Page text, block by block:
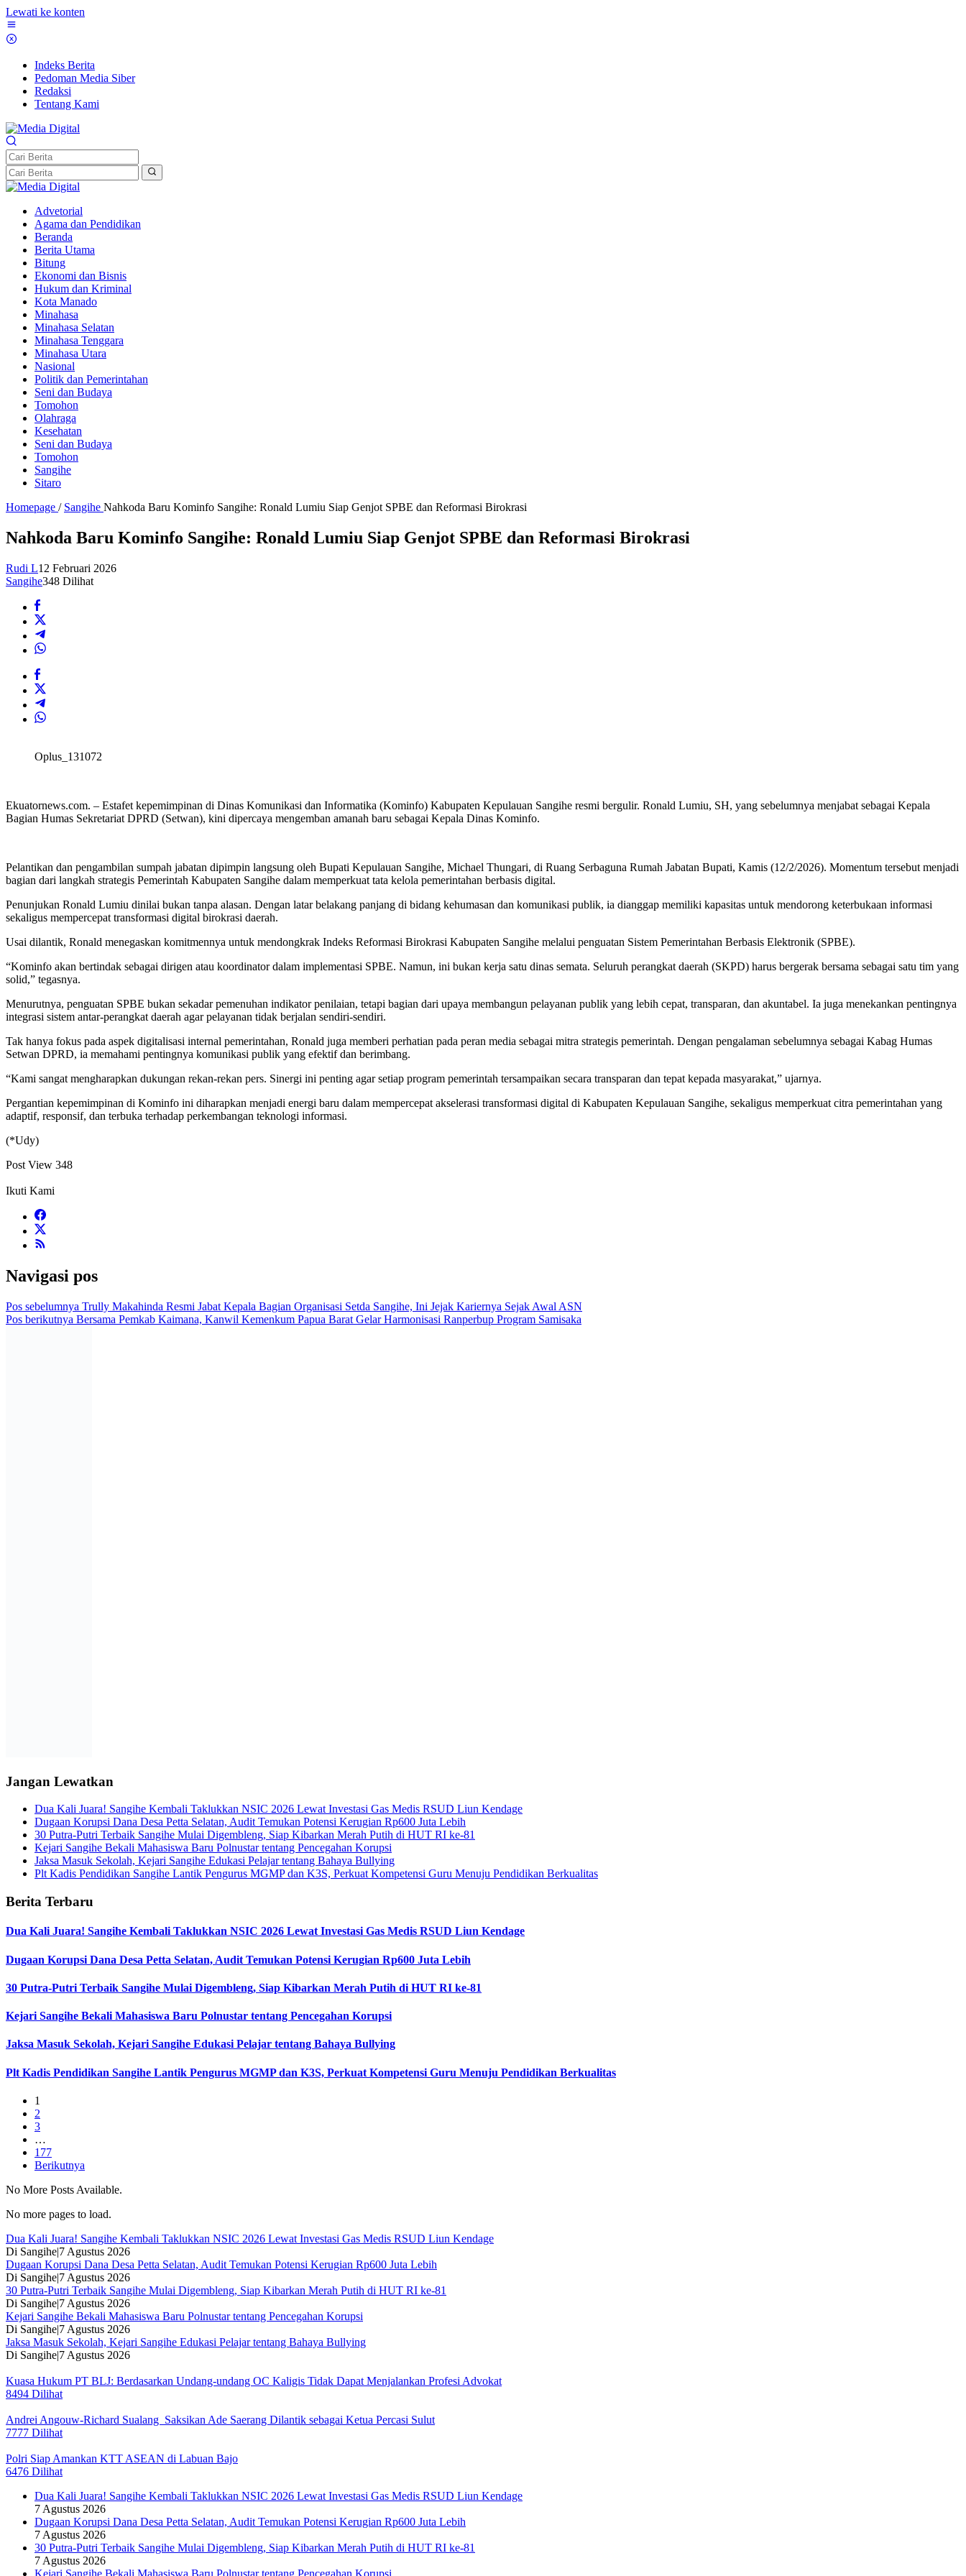
Lewati ke konten
Indeks Berita
Pedoman Media Siber
Redaksi
Tentang Kami
Advetorial
Agama dan Pendidikan
Beranda
Berita Utama
Bitung
Ekonomi dan Bisnis
Hukum dan Kriminal
Kota Manado
Minahasa
Minahasa Selatan
Minahasa Tenggara
Minahasa Utara
Nasional
Politik dan Pemerintahan
Seni dan Budaya
Tomohon
Olahraga
Kesehatan
Seni dan Budaya
Tomohon
Sangihe
Sitaro
Homepage / Sangihe Nahkoda Baru Kominfo Sangihe: Ronald Lumiu Siap Genjot SPBE dan Reformasi Birokrasi
Nahkoda Baru Kominfo Sangihe: Ronald Lumiu Siap Genjot SPBE dan Reformasi Birokrasi
Rudi L12 Februari 2026
Sangihe348 Dilihat
Oplus_131072
Ekuatornews.com. – Estafet kepemimpinan di Dinas Komunikasi dan Informatika (Kominfo) Kabupaten Kepulauan Sangihe resmi bergulir. Ronald Lumiu, SH, yang sebelumnya menjabat sebagai Kepala
Bagian Humas Sekretariat DPRD (Setwan), kini dipercaya mengemban amanah baru sebagai Kepala Dinas Kominfo.
Pelantikan dan pengambilan sumpah jabatan dipimpin langsung oleh Bupati Kepulauan Sangihe, Michael Thungari, di Ruang Serbaguna Rumah Jabatan Bupati, Kamis (12/2/2026). Momentum tersebut menjadi
bagian dari langkah strategis Pemerintah Kabupaten Sangihe dalam memperkuat tata kelola pemerintahan berbasis digital.
Penunjukan Ronald Lumiu dinilai bukan tanpa alasan. Dengan latar belakang panjang di bidang kehumasan dan komunikasi publik, ia dianggap memiliki kapasitas untuk mendorong keterbukaan informasi
sekaligus mempercepat transformasi digital birokrasi daerah.
Usai dilantik, Ronald menegaskan komitmennya untuk mendongkrak Indeks Reformasi Birokrasi Kabupaten Sangihe melalui penguatan Sistem Pemerintahan Berbasis Elektronik (SPBE).
“Kominfo akan bertindak sebagai dirigen atau koordinator dalam implementasi SPBE. Namun, ini bukan kerja satu dinas semata. Seluruh perangkat daerah (SKPD) harus bergerak bersama sebagai satu tim yang
solid,” tegasnya.
Menurutnya, penguatan SPBE bukan sekadar pemenuhan indikator penilaian, tetapi bagian dari upaya membangun pelayanan publik yang lebih cepat, transparan, dan akuntabel. Ia juga menekankan pentingnya
integrasi sistem antar-perangkat daerah agar pelayanan tidak berjalan sendiri-sendiri.
Tak hanya fokus pada aspek digitalisasi internal pemerintahan, Ronald juga memberi perhatian pada peran media sebagai mitra strategis pemerintah. Dengan pengalaman sebelumnya sebagai Kabag Humas
Setwan DPRD, ia memahami pentingnya komunikasi publik yang efektif dan berimbang.
“Kami sangat mengharapkan dukungan rekan-rekan pers. Sinergi ini penting agar setiap program pemerintah tersampaikan secara transparan dan tepat kepada masyarakat,” ujarnya.
Pergantian kepemimpinan di Kominfo ini diharapkan menjadi energi baru dalam mempercepat akselerasi transformasi digital di Kabupaten Kepulauan Sangihe, sekaligus memperkuat citra pemerintahan yang
adaptif, responsif, dan terbuka terhadap perkembangan teknologi informasi.
(*Udy)
Post View 348
Ikuti Kami
Navigasi pos
Pos sebelumnya Trully Makahinda Resmi Jabat Kepala Bagian Organisasi Setda Sangihe, Ini Jejak Kariernya Sejak Awal ASN
Pos berikutnya Bersama Pemkab Kaimana, Kanwil Kemenkum Papua Barat Gelar Harmonisasi Ranperbup Program Samisaka
Jangan Lewatkan
Dua Kali Juara! Sangihe Kembali Taklukkan NSIC 2026 Lewat Investasi Gas Medis RSUD Liun Kendage
Dugaan Korupsi Dana Desa Petta Selatan, Audit Temukan Potensi Kerugian Rp600 Juta Lebih
30 Putra-Putri Terbaik Sangihe Mulai Digembleng, Siap Kibarkan Merah Putih di HUT RI ke-81
Kejari Sangihe Bekali Mahasiswa Baru Polnustar tentang Pencegahan Korupsi
Jaksa Masuk Sekolah, Kejari Sangihe Edukasi Pelajar tentang Bahaya Bullying
Plt Kadis Pendidikan Sangihe Lantik Pengurus MGMP dan K3S, Perkuat Kompetensi Guru Menuju Pendidikan Berkualitas
Berita Terbaru
Dua Kali Juara! Sangihe Kembali Taklukkan NSIC 2026 Lewat Investasi Gas Medis RSUD Liun Kendage
Dugaan Korupsi Dana Desa Petta Selatan, Audit Temukan Potensi Kerugian Rp600 Juta Lebih
30 Putra-Putri Terbaik Sangihe Mulai Digembleng, Siap Kibarkan Merah Putih di HUT RI ke-81
Kejari Sangihe Bekali Mahasiswa Baru Polnustar tentang Pencegahan Korupsi
Jaksa Masuk Sekolah, Kejari Sangihe Edukasi Pelajar tentang Bahaya Bullying
Plt Kadis Pendidikan Sangihe Lantik Pengurus MGMP dan K3S, Perkuat Kompetensi Guru Menuju Pendidikan Berkualitas
1
2
3
…
177
Berikutnya
No More Posts Available.
No more pages to load.
Dua Kali Juara! Sangihe Kembali Taklukkan NSIC 2026 Lewat Investasi Gas Medis RSUD Liun Kendage
Di Sangihe|7 Agustus 2026
Dugaan Korupsi Dana Desa Petta Selatan, Audit Temukan Potensi Kerugian Rp600 Juta Lebih
Di Sangihe|7 Agustus 2026
30 Putra-Putri Terbaik Sangihe Mulai Digembleng, Siap Kibarkan Merah Putih di HUT RI ke-81
Di Sangihe|7 Agustus 2026
Kejari Sangihe Bekali Mahasiswa Baru Polnustar tentang Pencegahan Korupsi
Di Sangihe|7 Agustus 2026
Jaksa Masuk Sekolah, Kejari Sangihe Edukasi Pelajar tentang Bahaya Bullying
Di Sangihe|7 Agustus 2026
Kuasa Hukum PT BLJ: Berdasarkan Undang-undang OC Kaligis Tidak Dapat Menjalankan Profesi Advokat
8494 Dilihat
Andrei Angouw-Richard Sualang Saksikan Ade Saerang Dilantik sebagai Ketua Percasi Sulut
7777 Dilihat
Polri Siap Amankan KTT ASEAN di Labuan Bajo
6476 Dilihat
Dua Kali Juara! Sangihe Kembali Taklukkan NSIC 2026 Lewat Investasi Gas Medis RSUD Liun Kendage
7 Agustus 2026
Dugaan Korupsi Dana Desa Petta Selatan, Audit Temukan Potensi Kerugian Rp600 Juta Lebih
7 Agustus 2026
30 Putra-Putri Terbaik Sangihe Mulai Digembleng, Siap Kibarkan Merah Putih di HUT RI ke-81
7 Agustus 2026
Kejari Sangihe Bekali Mahasiswa Baru Polnustar tentang Pencegahan Korupsi